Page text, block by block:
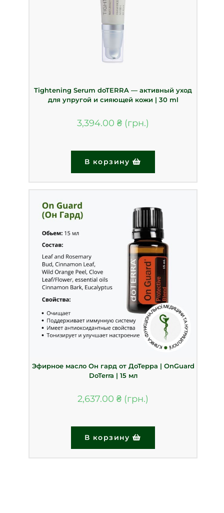
Tightening Serum doTERRA — активный уход
для упругой и сияющей кожи | 30 ml
3,394.00 ₴
В корзину
Эфирное масло Он гард от ДоТерра | OnGuard
DoTerra | 15 мл
2,637.00 ₴
В корзину